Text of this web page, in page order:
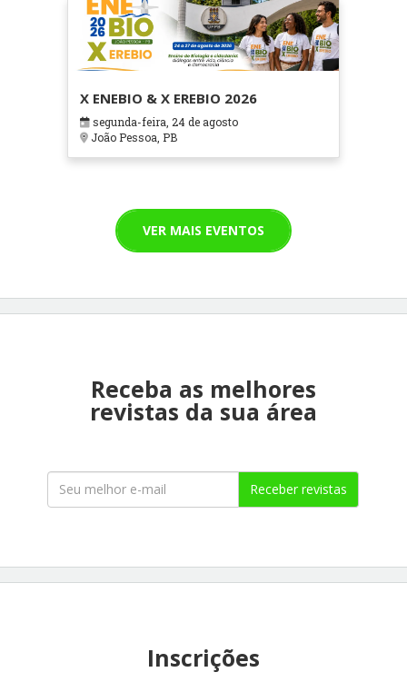
X ENEBIO & X EREBIO 2026
segunda-feira, 24 de agosto
João Pessoa, PB
VER MAIS EVENTOS
Receba as melhores
revistas da sua área
Receber revistas
Inscrições